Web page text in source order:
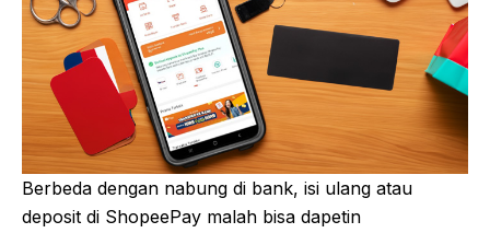
Berbeda dengan nabung di bank, isi ulang atau
deposit di ShopeePay malah bisa dapetin